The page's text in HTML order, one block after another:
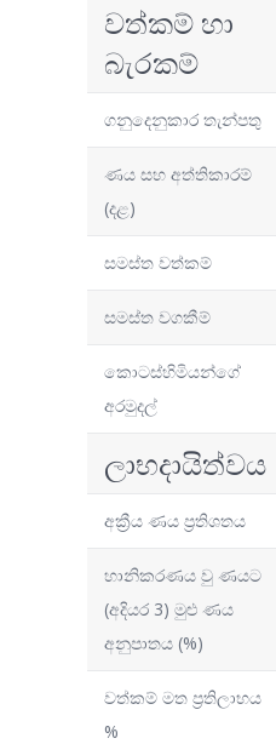
වත්කම් හා
බැරකම්
ගනුදෙනුකාර තැන්පතු
ණය සහ අත්තිකාරම්
(දළ)
සමස්ත වත්කම්
සමස්ත වගකීම්
කොටස්හිමියන්ගේ
අරමුදල්
ලාභදායිත්වය
අක්‍රීය ණය ප්‍රතිශතය
හානිකරණය වු ණයට
(අදියර 3) මුළු ණය
අනුපාතය (%)
වත්කම් මත ප්‍රතිලාභය
%